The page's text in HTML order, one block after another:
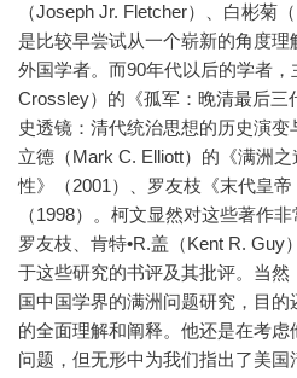
（Joseph Jr. Fletcher）、白彬菊
是比较早尝试从一个崭新的角度
外国学者。而90年代以后的学者
Crossley）的《孤军：晚清最后三
史透镜：清代统治思想的历史演
立德（Mark C. Elliott）的《满洲
性》（2001）、罗友枝《末代皇帝
（1998）。柯文显然对这些著作
罗友枝、肯特•R.盖（Kent R. Guy
于这些研究的书评及其批评。当
国中国学界的满洲问题研究，目的
的全面理解和阐释。他还是在考虑
问题，但无形中为我们指出了美国